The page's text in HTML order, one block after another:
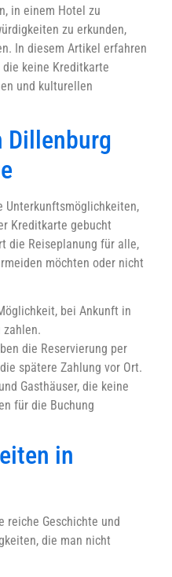
in einem Hotel zu
zu erkunden,
In diesem Artikel erfahren
keine Kreditkarte
und kulturellen
Dillenburg
Unterkunftsmöglichkeiten,
Kreditkarte gebucht
die Reiseplanung für alle,
möchten oder nicht
bei Ankunft in
zahlen.
die Reservierung per
spätere Zahlung vor Ort.
Gasthäuser, die keine
für die Buchung
in
reiche Geschichte und
die man nicht